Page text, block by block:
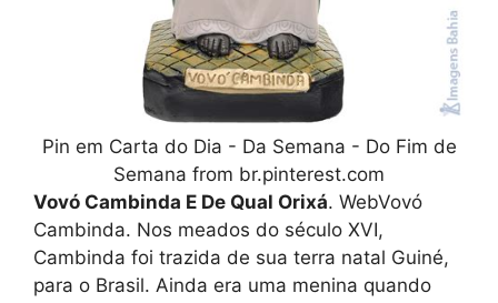
Pin em Carta do Dia - Da Semana - Do Fim de
Semana from br.pinterest.com
Vovó Cambinda E De Qual Orixá. WebVovó
Cambinda. Nos meados do século XVI,
Cambinda foi trazida de sua terra natal Guiné,
para o Brasil. Ainda era uma menina quando